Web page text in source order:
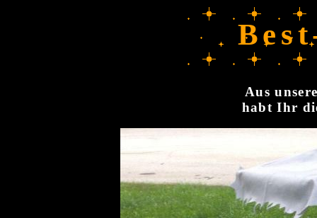
Aus
habt Ihr